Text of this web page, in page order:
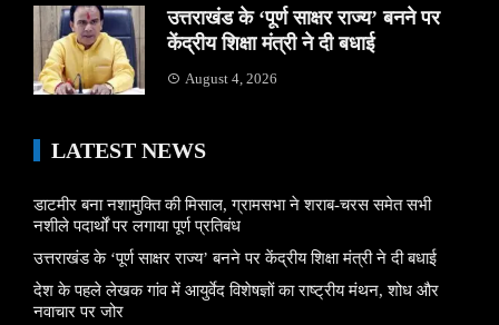
उत्तराखंड के ‘पूर्ण साक्षर राज्य’ बनने पर
केंद्रीय शिक्षा मंत्री ने दी बधाई
August 4, 2026
LATEST NEWS
डाटमीर बना नशामुक्ति की मिसाल, ग्रामसभा ने शराब-चरस समेत सभी
नशीले पदार्थों पर लगाया पूर्ण प्रतिबंध
उत्तराखंड के ‘पूर्ण साक्षर राज्य’ बनने पर केंद्रीय शिक्षा मंत्री ने दी बधाई
देश के पहले लेखक गांव में आयुर्वेद विशेषज्ञों का राष्ट्रीय मंथन, शोध और
नवाचार पर जोर